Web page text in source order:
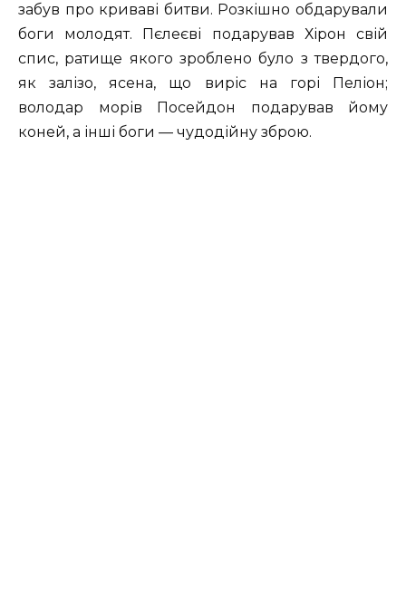
забув про криваві битви. Розкішно обдарували
боги молодят. Пєлеєві подарував Хірон свій
спис, ратище якого зроблено було з твердого,
як залізо, ясена, що виріс на горі Пеліон;
володар морів Посейдон подарував йому
коней, а інші боги — чудодійну зброю.